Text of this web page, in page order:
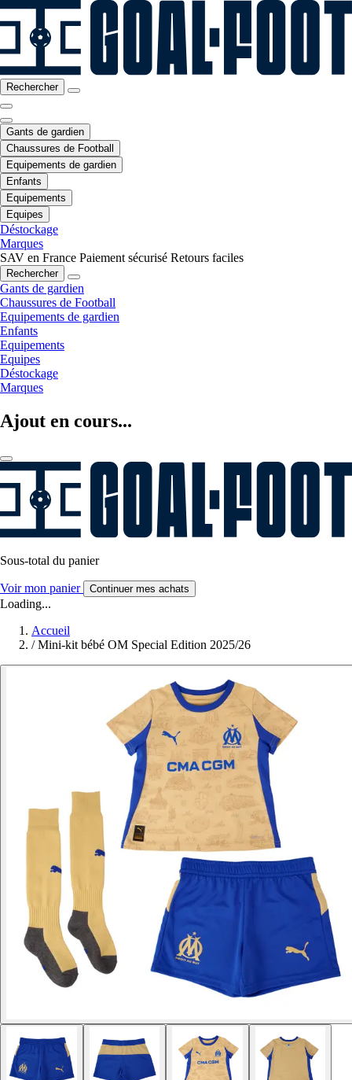
Rechercher
Gants de gardien
Chaussures de Football
Equipements de gardien
Enfants
Equipements
Equipes
Déstockage
Marques
SAV en France Paiement sécurisé Retours faciles
Rechercher
Gants de gardien
Chaussures de Football
Equipements de gardien
Enfants
Equipements
Equipes
Déstockage
Marques
Ajout en cours...
Sous-total du panier
Voir mon panier Continuer mes achats
Loading...
Accueil
/ Mini-kit bébé OM Special Edition 2025/26